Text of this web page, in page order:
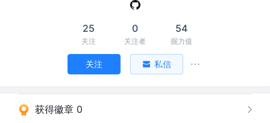
25
关注
0
关注者
54
掘力值
关注 私信
获得徽章 0